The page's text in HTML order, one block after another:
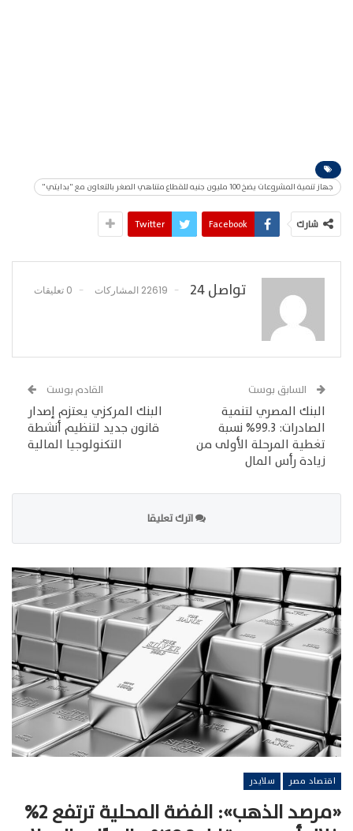
جهاز تنمية المشروعات يضخ 100 مليون جنيه للقطاع متناهي الصغر بالتعاون مع "بدايتي"
شارك Facebook
Twitter
تواصل 24 22619 المشاركات 0 تعليقات
السابق بوست
البنك المصري لتنمية
الصادرات: 99.3% نسبة
تغطية المرحلة الأولى من
زيادة رأس المال
القادم بوست
البنك المركزي يعتزم إصدار
قانون جديد لتنظيم أنشطة
التكنولوجيا المالية
اترك تعليقا
اقتصاد مصر سلايدر
«مرصد الذهب»: الفضة المحلية ترتفع 2%